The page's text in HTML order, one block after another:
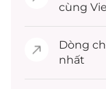
cùng
Dòng
nhất